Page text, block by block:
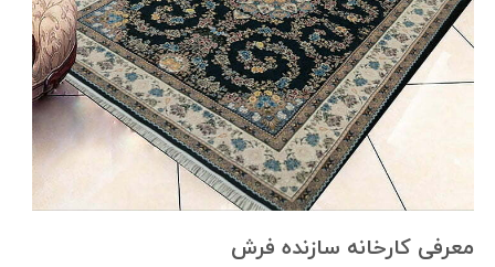
معرفی کارخانه سازنده فرش